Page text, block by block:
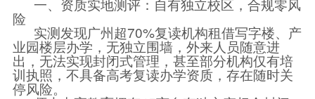
险
实测发现广州超70%复读机构租借写字楼、产
业园楼层办学，无独立围墙，外来人员随意进
出，无法实现封闭式管理，甚至部分机构仅有培
训执照，不具备高考复读办学资质，存在随时关
停风险。